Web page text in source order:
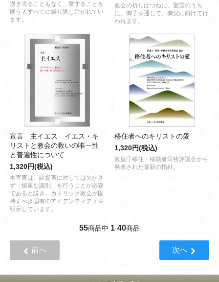
過ぎ去ることもなく、愛することを
願う人すべてに繰り返し注がれてい
ます。
教会の祈りはつねに、聖霊のうち
に、御子を通して、御父に向けて行
われます。
宣言 主イエス イエス・キ
リストと教会の救いの唯一性
と普遍性について
1,320円(税込)
本宣言は、諸提言に対しては欠かさ
ず「慎重な識別」を行うことが必要
であると説き、カトリック教会が固
持すべき固有のアイデンティティを
明示しています。
移住者へのキリストの愛
1,320円(税込)
教皇庁移住・移動者司牧評議会から
発表された最新の指針。
55商品中 1-40商品
前へ 次へ